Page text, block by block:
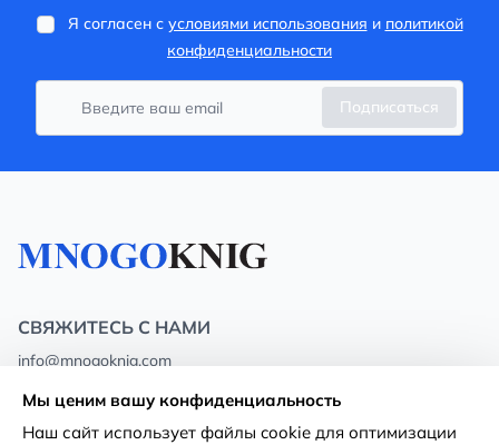
Я согласен с условиями использования и политикой
конфиденциальности
Подписаться
СВЯЖИТЕСЬ С НАМИ
info@mnogoknig.com
Rīga, Augusta Deglava 69d, LV-1082
Мы ценим вашу конфиденциальность
Наш сайт использует файлы cookie для оптимизации